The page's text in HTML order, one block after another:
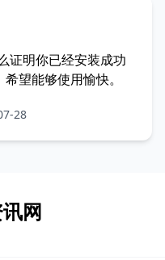
证明你已经安装成功
望能够使用愉快。
28
网